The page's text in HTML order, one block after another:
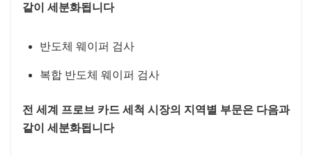
같이 세분화됩니다
반도체 웨이퍼 검사
복합 반도체 웨이퍼 검사
전 세계 프로브 카드 세척 시장의 지역별 부문은 다음과
같이 세분화됩니다